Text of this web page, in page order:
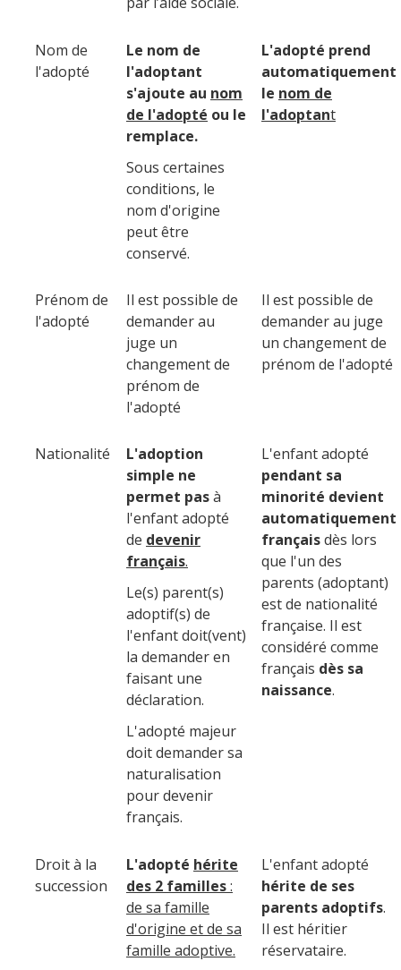
Nom de
l'adopté
Le nom de
l'adoptant
s'ajoute au nom
de l'adopté ou le
remplace.
Sous certaines
conditions, le
nom d'origine
peut être
conservé.
L'adopté prend
automatiquement
le nom de
l'adoptant
Prénom de
l'adopté
Il est possible de
demander au
juge un
changement de
prénom de
l'adopté
Il est possible de
demander au juge
un changement de
prénom de l'adopté
Nationalité
L'adoption
simple ne
permet pasà
l'enfant adopté
de devenir
français.
Le(s) parent(s)
adoptif(s) de
l'enfant doit(vent)
la demander en
faisant une
déclaration.
L'adopté majeur
doit demander sa
naturalisation
pour devenir
français.
L'enfant adopté
pendant sa
minorité devient
automatiquement
françaisdès lors
que l'un des
parents (adoptant)
est de nationalité
française. Il est
considéré comme
français dès sa
naissance.
Droit à la
succession
L'adopté hérite
des 2 familles:
de sa famille
d'origine et de sa
famille adoptive.
L'enfant adopté
hérite de ses
parents adoptifs.
Il est héritier
réservataire.